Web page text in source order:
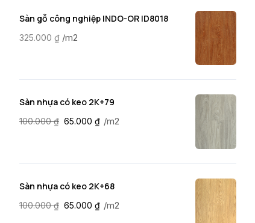
Sàn gỗ công nghiệp INDO-OR ID8018
325.000 ₫ /m2
Sàn nhựa có keo 2K+79
100.000₫ 65.000 ₫ /m2
Sàn nhựa có keo 2K+68
100.000₫ 65.000 ₫ /m2